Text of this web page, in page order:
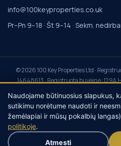
info@100keyproperties.co.uk
Pr–Pn 9–18 · Št 9–14 · Sekm.
©2026100 Key Properties Ltd ·
14648613 · Registruota buveinė: 129A
Protection CMP014115 · My Deposits
Slapukai· Sąlygos·Skundai·
Slapukų
Naudojame būtinuosius slapukus,
sutikimu norėtume naudoti ir
žemėlapiai ir mūsų pokalbių
politikoje.
Atmesti